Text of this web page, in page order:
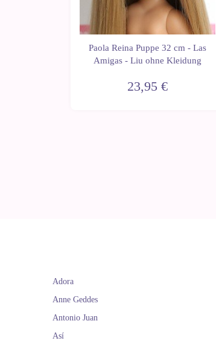
Paola Reina Puppe 32 cm - Las
Amigas - Liu ohne Kleidung
23,95 €
Adora
Anne Geddes
Antonio Juan
Así